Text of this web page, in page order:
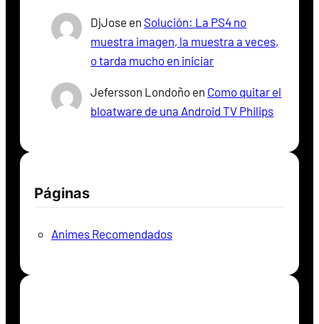
DjJose en Solución: La PS4 no
muestra imagen, la muestra a veces,
o tarda mucho en iniciar
Jefersson Londoño en Como quitar el
bloatware de una Android TV Philips
Páginas
Animes Recomendados